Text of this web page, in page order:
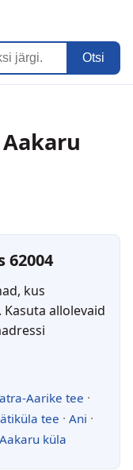
Otsi
kus
allolevaid
Aarike tee ·
tee · Ani ·
Aakaru küla